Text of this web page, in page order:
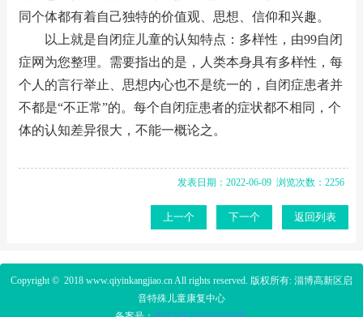
同个体都有着自己独特的价值观、思想、信仰和兴趣。
以上就是自闭症儿童的认知特点：多样性，由99自闭
症网为您整理。需要指出的是，人类本身具有多样性，每
个人的言行举止、思想内心也不是统一的，自闭症患者并
不都是“不正常”的。每个自闭症患者的症状都不相同，个
体的认知差异很大，不能一概论之。
发表日期：2022-06-09 浏览次数：2256
上一个 下一个 返回列表
Copyright © 2018 www.qiyinkangjiao.cnAll rights reserved. 版权所有: 淄博高新区启
音特殊儿童康复中心